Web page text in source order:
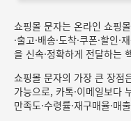
쇼핑몰 문자는 온라인 쇼핑
·출고·배송·도착·쿠폰·할인
을 신속·정확하게 전달하는
쇼핑몰 문자의 가장 큰 장점
가능으로, 카톡·이메일보다
만족도·수령률·재구매율·매